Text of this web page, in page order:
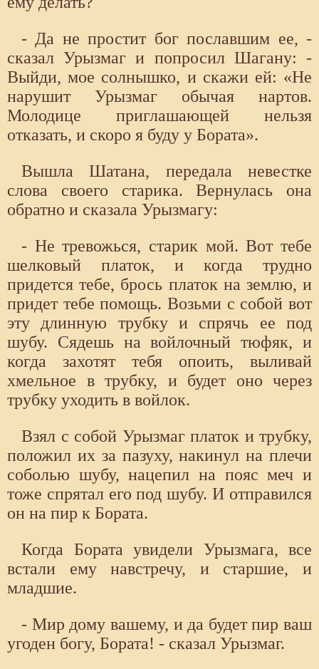
- Да не простит бог пославшим ее, -
сказал Урызмаг и попросил Шагану: -
Выйди, мое солнышко, и скажи ей: «Не
нарушит Урызмаг обычая нартов.
Молодице приглашающей нельзя
отказать, и скоро я буду у Бората».
Вышла Шатана, передала невестке
слова своего старика. Вернулась она
обратно и сказала Урызмагу:
- Не тревожься, старик мой. Вот тебе
шелковый платок, и когда трудно
придется тебе, брось платок на землю, и
придет тебе помощь. Возьми с собой вот
эту длинную трубку и спрячь ее под
шубу. Сядешь на войлочный тюфяк, и
когда захотят тебя опоить, выливай
хмельное в трубку, и будет оно через
трубку уходить в войлок.
Взял с собой Урызмаг платок и трубку,
положил их за пазуху, накинул на плечи
соболью шубу, нацепил на пояс меч и
тоже спрятал его под шубу. И отправился
он на пир к Бората.
Когда Бората увидели Урызмага, все
встали ему навстречу, и старшие, и
младшие.
- Мир дому вашему, и да будет пир ваш
угоден богу, Бората! - сказал Урызмаг.